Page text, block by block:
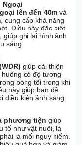
Ngoại
lên đến 40m và
, cung cấp khả năng
Điều này đặc biệt
giúp ghi lại hình ảnh
sáng.
giúp cải thiện
có độ tương
bóng tối trong khi
này giúp bạn dễ
điều kiện ánh sáng.
phương tiện giúp
tố như vật nuôi, lá
là mối nguy hiểm.